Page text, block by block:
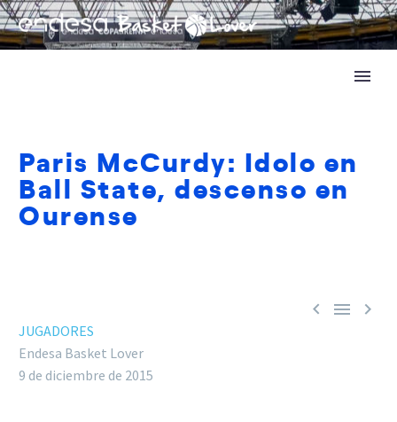
Paris McCurdy: Idolo en
Ball State, descenso en
Ourense
  
JUGADORES
Endesa Basket Lover
9 de diciembre de 2015